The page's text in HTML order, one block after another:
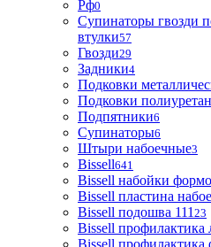
Рф0
Супинаторы гвозди
втулки57
Гвозди29
Задники4
Подковки
Подковки
Подпятники6
Супинаторы6
Штыри набоечные3
Bissell641
Bissell набойки
Bissell пластина
Bissell подошва 111 23
Bissell профилактика
Bissell профилактика